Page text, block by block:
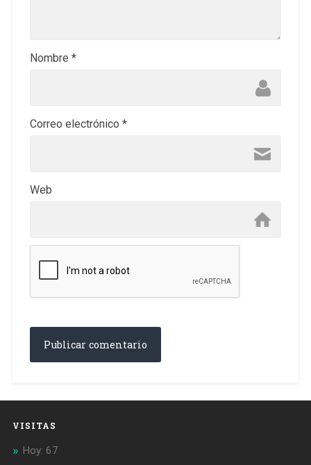
Nombre *
Correo electrónico *
Web
VISITAS
Hoy: 67